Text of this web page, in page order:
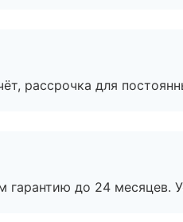
рассрочка для
до 24 месяцев.